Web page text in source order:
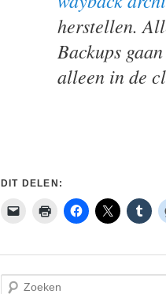
herstellen.
Backups
alleen in de
DIT DELEN: